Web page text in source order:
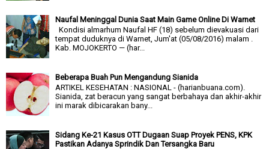
Naufal Meninggal Dunia Saat Main Game Online Di Warnet
Kondisi almarhum Naufal HF (18) sebelum dievakuasi dari
tempat duduknya di Warnet, Jum'at (05/08/2016) malam .
Kab. MOJOKERTO — (har...
Beberapa Buah Pun Mengandung Sianida
ARTIKEL KESEHATAN : NASIONAL - (harianbuana.com).
Sianida, zat beracun yang sangat berbahaya dan akhir-akhir
ini marak dibicarakan bany...
Sidang Ke-21 Kasus OTT Dugaan Suap Proyek PENS, KPK
Pastikan Adanya Sprindik Dan Tersangka Baru